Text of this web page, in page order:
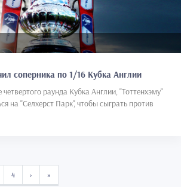
соперника по 1/16 Кубка Англии
раунда Кубка Англии, "Тоттенхэму"
на "Селхерст Парк", чтобы сыграть против
4 › »